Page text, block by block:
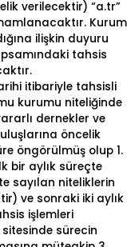
verilecektir) “a.tr”
Kurum
ilişkin duyuru
tahsis
itibariyle tahsisli
kurumu niteliğinde
dernekler ve
öncelik
öngörülmüş olup 1.
bir aylık süreçte
sayılan niteliklerin
ve sonraki iki aylık
işlemleri
sürecin